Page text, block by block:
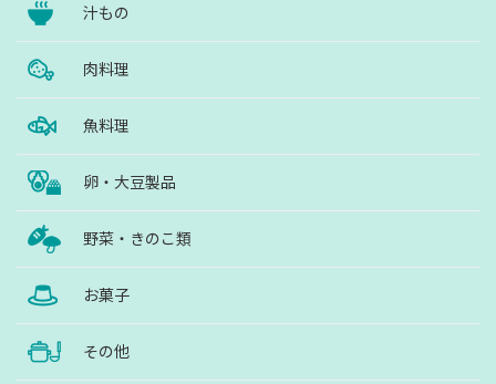
汁もの
肉料理
魚料理
卵・大豆製品
野菜・きのこ類
お菓子
その他